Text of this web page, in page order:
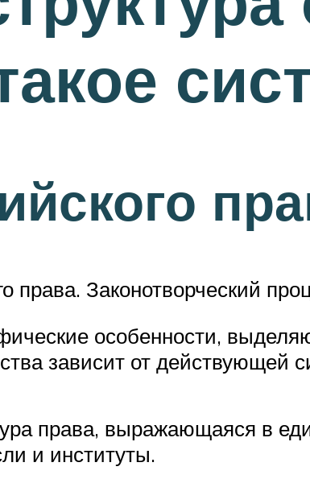
права. Законотворческий
особенности,
зависит от действующей
права, выражающаяся в
и институты.